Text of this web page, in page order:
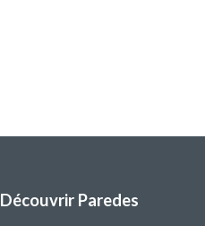
Découvrir Paredes